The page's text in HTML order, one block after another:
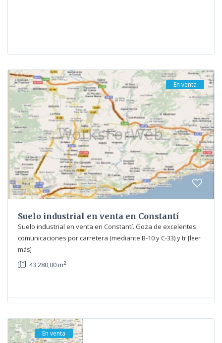
En venta
Suelo industrial en venta en Constantí
Suelo industrial en venta en Constantí. Goza de excelentes
comunicaciones por carretera (mediante B-10 y C-33) y tr [leer
más]
43 280,00 m2
En venta